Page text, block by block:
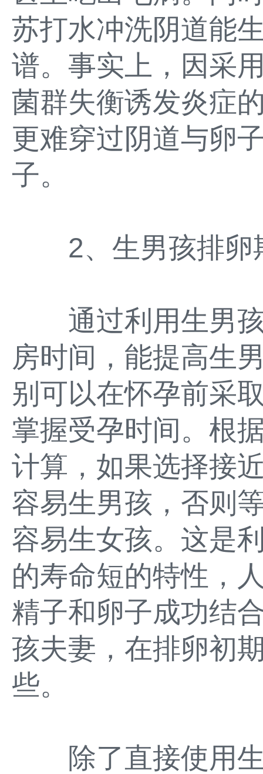
苏打水冲洗阴道能
谱。事实上，因采
菌群失衡诱发炎症
更难穿过阴道与卵
子。
2、生男孩排卵
通过利用生男孩
房时间，能提高生
别可以在怀孕前采
掌握受孕时间。根
计算，如果选择接
容易生男孩，否则
容易生女孩。这是
的寿命短的特性，
精子和卵子成功结
孩夫妻，在排卵初
些。
除了直接使用生